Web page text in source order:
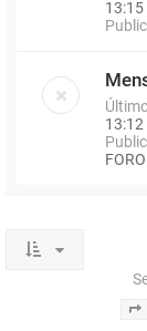
13:15
13:12
FORO